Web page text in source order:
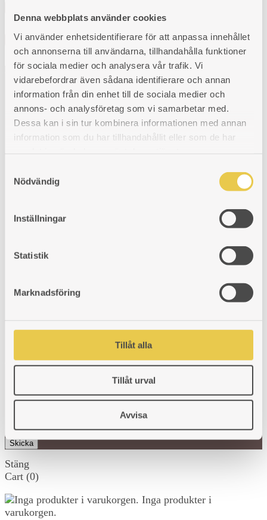
Denna webbplats använder cookies
Vi använder enhetsidentifierare för att anpassa innehållet
och annonserna till användarna, tillhandahålla funktioner
för sociala medier och analysera vår trafik. Vi
vidarebefordrar även sådana identifierare och annan
information från din enhet till de sociala medier och
annons- och analysföretag som vi samarbetar med.
Dessa kan i sin tur kombinera informationen med annan
information som du har tillhandahållit eller som de har
Nödvändig
Inställningar
Statistik
Marknadsföring
Tillåt alla
Tillåt urval
Avvisa
Välkommen till oss!
Vår önskan är att hålla den svenska traditionen och hantverket kring
gjutjärnsspisar levande. För att säkra kvaliteten på våra produkter arbetar vi
med utvalda svenska och utländska gjuterier. I vår moderna fabrik i Reftele
innan de bygger ihop spisarna för hand. Ett gediget hantverk som aldrig går
Reservdelar
Vanliga frågor
Jobba hos oss
Värmestugan
Anmäl dig till vårt nyhetsbrev och få inspiration, tips och råd.
Stäng
Cart (0)
Inga produkter i
varukorgen.